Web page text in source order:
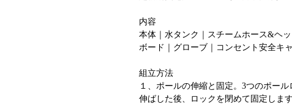
内容
本体｜水タンク｜スチームホース&ヘ
ボード｜グローブ｜コンセント安全キ
組立方法
１、ポールの伸縮と固定。3つのポー
伸ばした後、ロックを閉めて固定します